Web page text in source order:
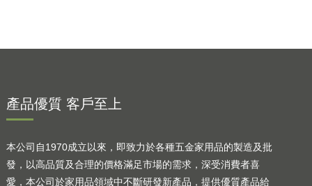
產品優質 客戶至上
本公司自1970成立以來，即致力於各種五金家用品的製造及批
發，以高品質及合理的價格滿足市場的需求，深受消費者喜
愛，本公司於家用品領域中不斷研發新產品，提供優質產品給